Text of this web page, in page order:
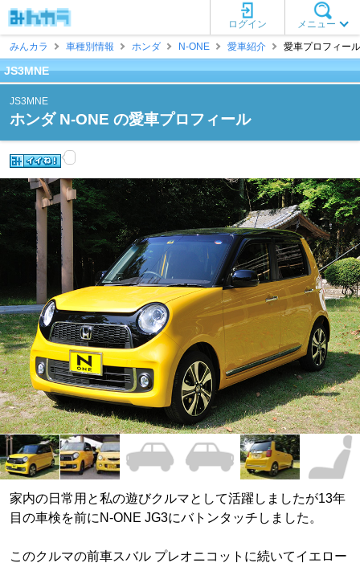
メニュー
ログイン
みんカラ
車種別情報 ホンダ N-ONE 愛車紹介 愛車プロフィー
JS3MNE
JS3MNE
ホンダ N-ONE の愛車プロフィール
家内の日常用と私の遊びクルマとして活躍しましたが13年
目の車検を前にN-ONE JG3にバトンタッチしました。
このクルマの前車スバル プレオニコットに続いてイエロー